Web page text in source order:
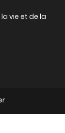
vie et de la